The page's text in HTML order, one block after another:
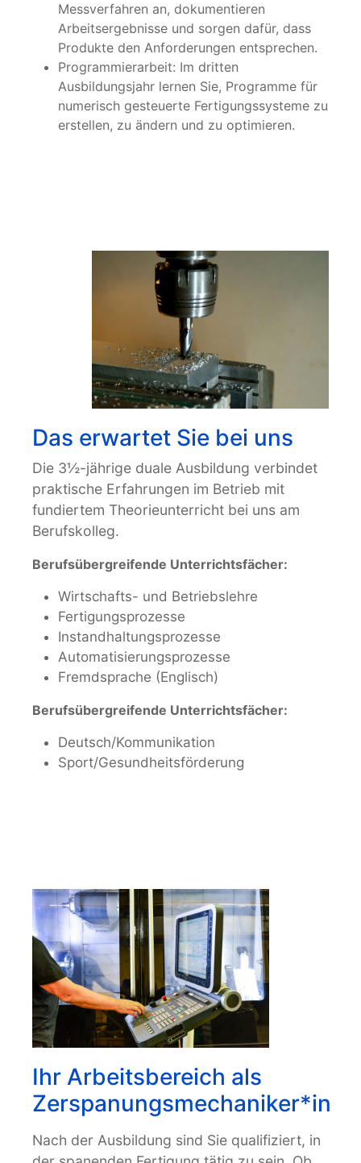
Messverfahren an, dokumentieren
Arbeitsergebnisse und sorgen dafür, dass
Produkte den Anforderungen entsprechen.
Programmierarbeit: Im dritten
Ausbildungsjahr lernen Sie, Programme für
numerisch gesteuerte Fertigungssysteme zu
erstellen, zu ändern und zu optimieren.
Das erwartet Sie bei uns
Die 3½-jährige duale Ausbildung verbindet
praktische Erfahrungen im Betrieb mit
fundiertem Theorieunterricht bei uns am
Berufskolleg.
Berufsübergreifende Unterrichtsfächer:
Wirtschafts- und Betriebslehre
Fertigungsprozesse
Instandhaltungsprozesse
Automatisierungsprozesse
Fremdsprache (Englisch)
Berufsübergreifende Unterrichtsfächer:
Deutsch/Kommunikation
Sport/Gesundheitsförderung
Ihr Arbeitsbereich als
Zerspanungsmechaniker*in
Nach der Ausbildung sind Sie qualifiziert, in